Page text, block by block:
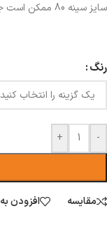
سایز سینه 80 ممکن است جذب باشد
رنگ
-
+
مقایسه افزودن